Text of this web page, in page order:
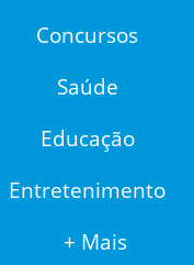
Concursos
Saúde
Educação
Entretenimento
+ Mais